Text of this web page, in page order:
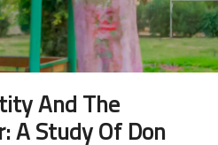
And The
A Study Of Don